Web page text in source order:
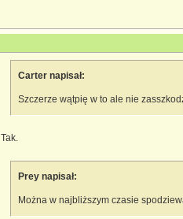
Carter napisał:
Szczerze wątpię w to ale nie
Tak.
Prey napisał:
Można w najbliższym czasie